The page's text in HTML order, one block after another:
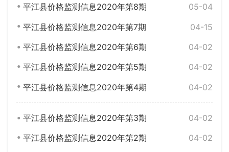
05-04
平江县价格监测信息2020年第8期
04-15
平江县价格监测信息2020年第7期
04-02
平江县价格监测信息2020年第6期
04-02
平江县价格监测信息2020年第5期
04-02
平江县价格监测信息2020年第4期
04-02
平江县价格监测信息2020年第3期
04-02
平江县价格监测信息2020年第2期